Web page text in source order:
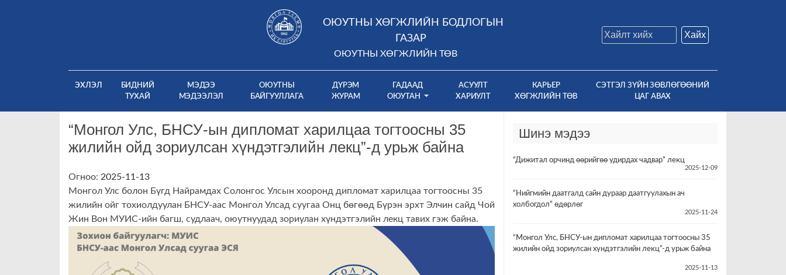
ОЮУТНЫ ХӨГЖЛИЙН БОДЛОГЫН
ГАЗАР
ОЮУТНЫ ХӨГЖЛИЙН ТӨВ
Хайх
ЭХЛЭЛ (CURRENT)
БИДНИЙ
ТУХАЙ
МЭДЭЭ
МЭДЭЭЛЭЛ
ОЮУТНЫ
БАЙГУУЛЛАГА
ДҮРЭМ
ЖУРАМ
ГАДААД
ОЮУТАН
АСУУЛТ
ХАРИУЛТ
КАРЬЕР
ХӨГЖЛИЙН ТӨВ
СЭТГЭЛ ЗҮЙН ЗӨВЛӨГӨӨНИЙ
ЦАГ АВАХ
“Монгол Улс, БНСУ-ын дипломат харилцаа тогтоосны 35
жилийн ойд зориулсан хүндэтгэлийн лекц”-д урьж байна
Огноо: 2025-11-13
Монгол Улс болон Бүгд Найрамдах Солонгос Улсын хооронд дипломат харилцаа тогтоосны 35
жилийн ойг тохиолдуулан БНСУ-аас Монгол Улсад суугаа Онц бөгөөд Бүрэн эрхт Элчин сайд Чой
Жин Вон МУИС-ийн багш, судлаач, оюутнуудад зориулан хүндэтгэлийн лекц тавих гэж байна.
Шинэ мэдээ
“Дижитал орчинд өөрийгөө удирдах чадвар” лекц
2025-12-09
“Нийгмийн даатгалд сайн дураар даатгуулахын ач
холбогдол” өдөрлөг
2025-11-24
“Монгол Улс, БНСУ-ын дипломат харилцаа тогтоосны 35
жилийн ойд зориулсан хүндэтгэлийн лекц”-д урьж байна
2025-11-13